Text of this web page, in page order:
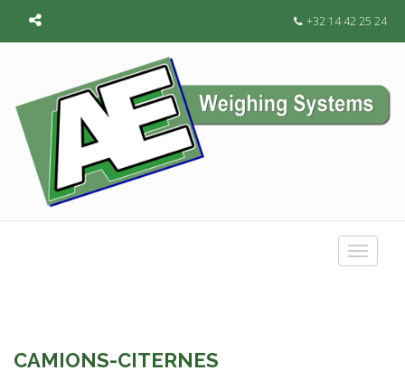
+32 14 42 25 24
Toggle
CAMIONS-CITERNES